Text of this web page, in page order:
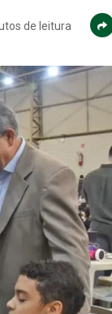
de leitura